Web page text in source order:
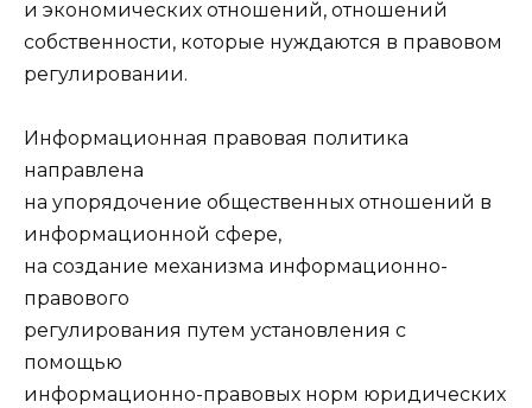
и экономических отношений, отношений
собственности, которые нуждаются в правовом
регулировании.
Информационная правовая политика
направлена
на упорядочение общественных отношений в
информационной сфере,
на создание механизма информационно-
правового
регулирования путем установления с
помощью
информационно-правовых норм юридических